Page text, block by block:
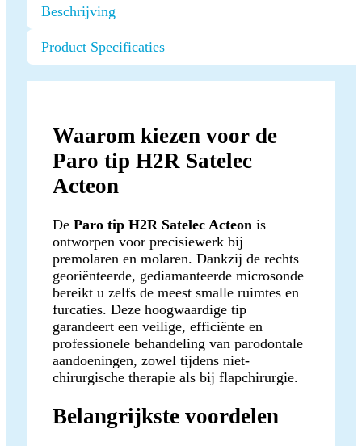
Beschrijving
Product Specificaties
Waarom kiezen voor de
Paro tip H2R Satelec
Acteon
De Paro tip H2R Satelec Acteon is
ontworpen voor precisiewerk bij
premolaren en molaren. Dankzij de rechts
georiënteerde, gediamanteerde microsonde
bereikt u zelfs de meest smalle ruimtes en
furcaties. Deze hoogwaardige tip
garandeert een veilige, efficiënte en
professionele behandeling van parodontale
aandoeningen, zowel tijdens niet-
chirurgische therapie als bij flapchirurgie.
Belangrijkste voordelen